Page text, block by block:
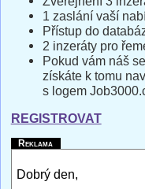
1 zaslání vaší
Přístup do
2 inzeráty pro
Pokud vám náš
získáte k tomu
s logem
REGISTROVAT
Reklama
Dobrý den,